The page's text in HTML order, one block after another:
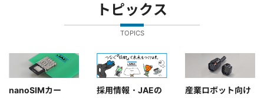
トピックス
TOPICS
nanoSIMカー
採用情報・JAEの
産業ロボット向け